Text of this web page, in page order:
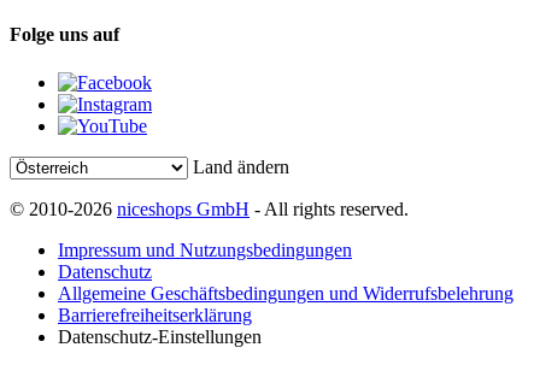
Folge uns auf
Land ändern
© 2010-2026 niceshops GmbH - All rights reserved.
Impressum und Nutzungsbedingungen
Datenschutz
Allgemeine Geschäftsbedingungen und Widerrufsbelehrung
Barrierefreiheitserklärung
Datenschutz-Einstellungen